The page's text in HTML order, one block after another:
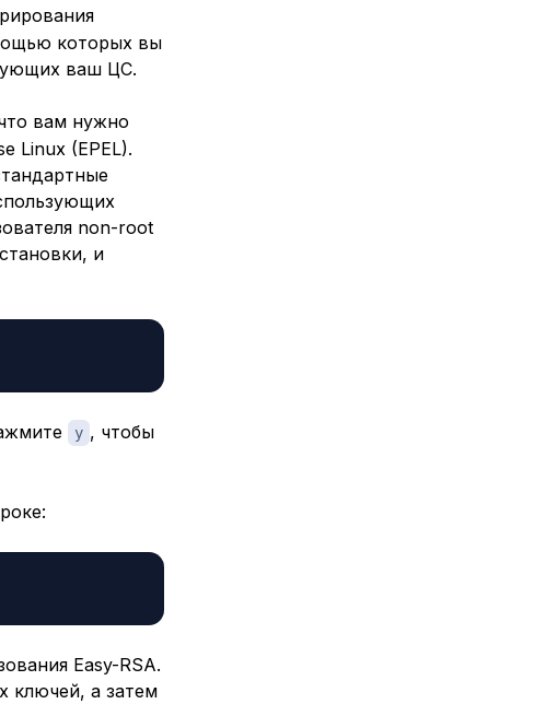
которых вы
ваш ЦС.
вам нужно
Linux (EPEL).
non-root
и
y , чтобы
Easy-RSA.
ключей, а затем